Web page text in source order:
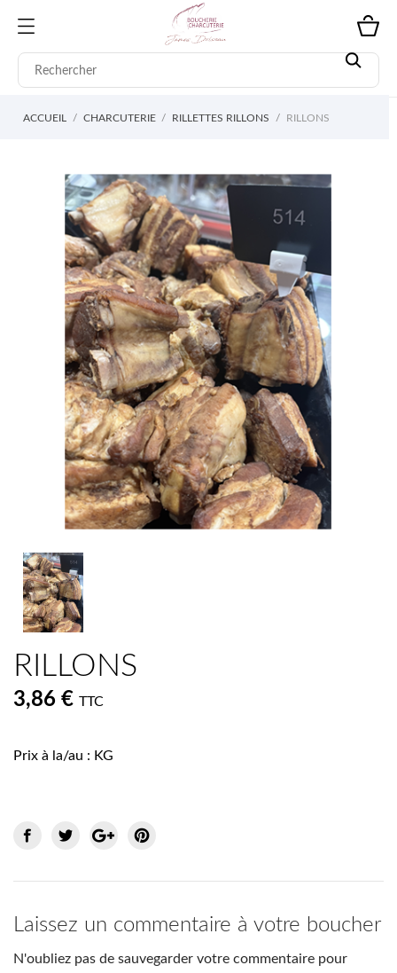
ACCUEIL CHARCUTERIE RILLETTES RILLONS RILLONS
RILLONS
3,86 € TTC
Prix à la/au : KG
Laissez un commentaire à votre boucher
N'oubliez pas de sauvegarder votre commentaire pour